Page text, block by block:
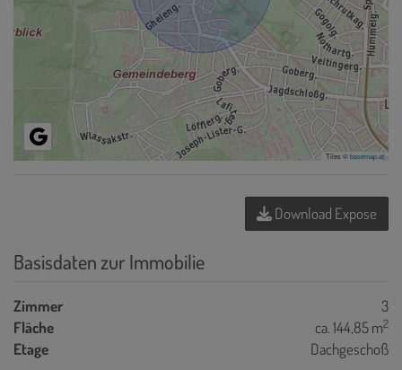
Tiles ©basemap.at
Download Expose
Basisdaten zur Immobilie
Zimmer
3
Fläche
ca. 144,85 m2
Etage Dachgeschoß